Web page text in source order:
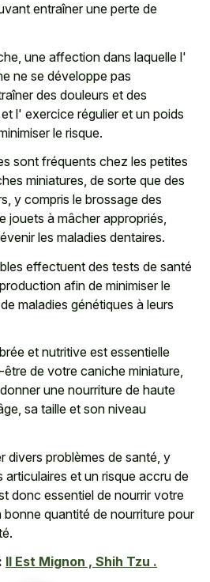
entraîner une perte de
une affection dans laquelle l'
ne se développe pas
des douleurs et des
l' exercice régulier et un poids
le risque.
sont fréquents chez les petites
miniatures, de sorte que des
y compris le brossage des
jouets à mâcher appropriés,
les maladies dentaires.
effectuent des tests de santé
afin de minimiser le
maladies génétiques à leurs
et nutritive est essentielle
de votre caniche miniature,
une nourriture de haute
sa taille et son niveau
divers problèmes de santé, y
articulaires et un risque accru de
donc essentiel de nourrir votre
bonne quantité de nourriture pour
Il Est Mignon , Shih Tzu .